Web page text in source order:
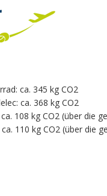
ca. 345 kg CO2
ca. 368 kg CO2
108 kg CO2 (über die
110 kg CO2 (über die